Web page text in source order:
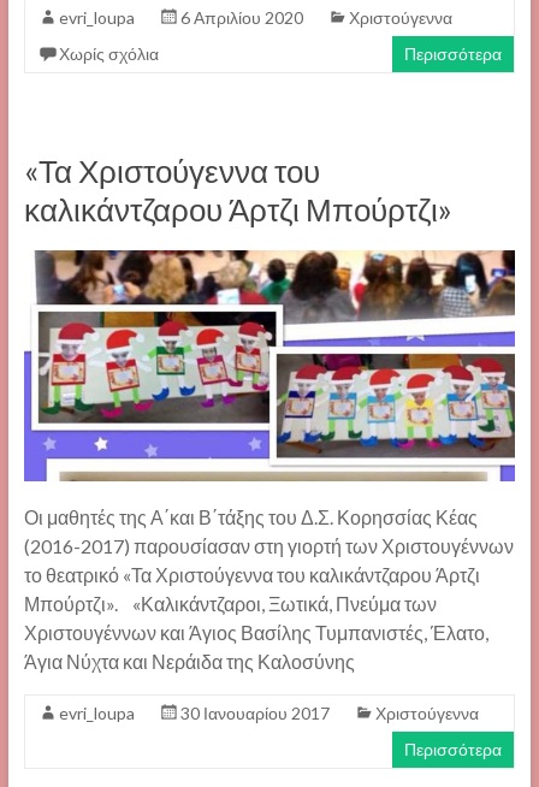
evri_loupa 6 Απριλίου 2020
Χριστούγεννα
Χωρίς σχόλια
Περισσότερα
«Τα Χριστούγεννα του
καλικάντζαρου Άρτζι Μπούρτζι»
Οι μαθητές της Α΄και Β΄τάξης του Δ.Σ. Κορησσίας Κέας
(2016-2017) παρουσίασαν στη γιορτή των Χριστουγέννων
το θεατρικό «Τα Χριστούγεννα του καλικάντζαρου Άρτζι
Μπούρτζι». «Καλικάντζαροι, Ξωτικά, Πνεύμα των
Χριστουγέννων και Άγιος Βασίλης Τυμπανιστές, Έλατο,
Άγια Νύχτα και Νεράιδα της Καλοσύνης
evri_loupa 30 Ιανουαρίου 2017
Χριστούγεννα
Περισσότερα